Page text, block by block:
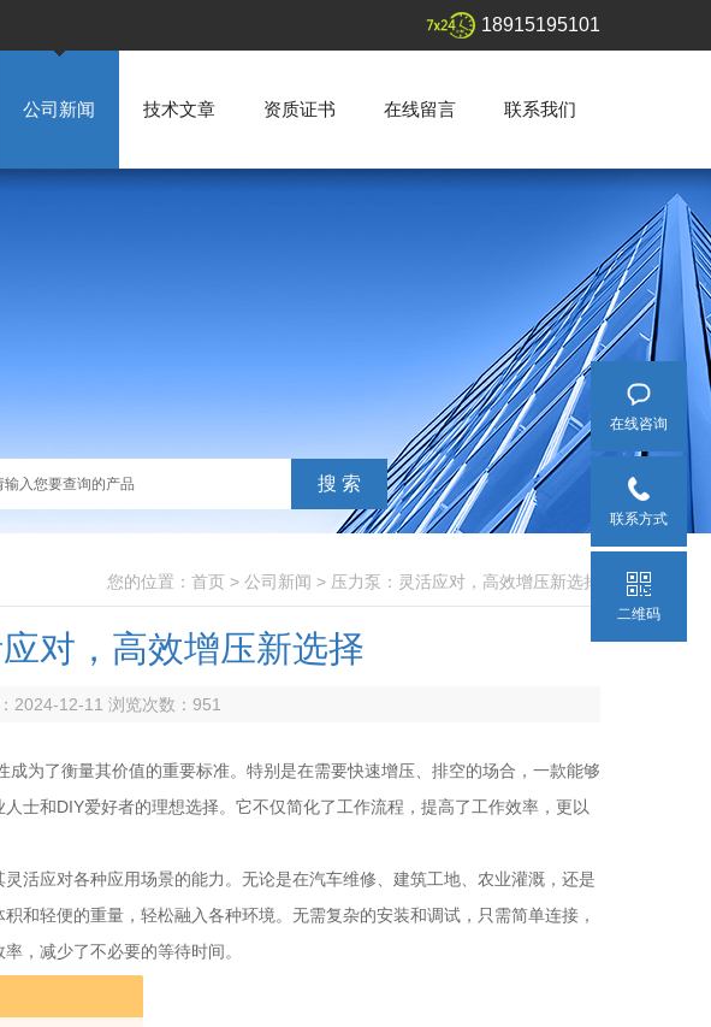
18915195101
公司新闻 技术文章 资质证书 在线留言 联系我们
您的位置： 首页 > 公司新闻 > 压力泵：灵活应对，高效增压新选择
对，高效增压新选择
2024-12-11 浏览次数： 951
了衡量其价值的重要标准。特别是在需要快速增压、排空的场合，一款能够
士和DIY爱好者的理想选择。它不仅简化了工作流程，提高了工作效率，更以
应对各种应用场景的能力。无论是在汽车维修、建筑工地、农业灌溉，还是
和轻便的重量，轻松融入各种环境。无需复杂的安装和调试，只需简单连接，
，减少了不必要的等待时间。
在线咨询
联系方式
二维码